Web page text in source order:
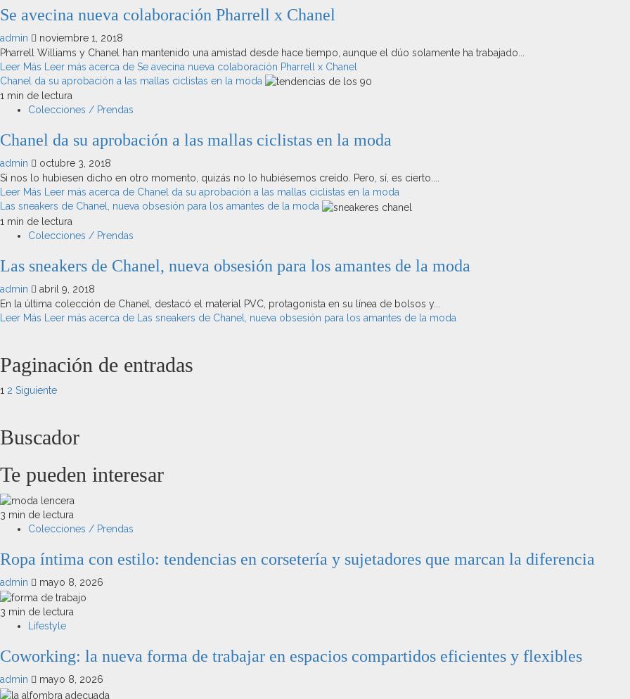
Se avecina nueva colaboración Pharrell x Chanel
admin
noviembre 1, 2018
Pharrell Williams y Chanel han mantenido una amistad desde hace tiempo, aunque el dúo solamente ha trabajado...
Leer Más
Leer más acerca de Se avecina nueva colaboración Pharrell x Chanel
Chanel da su aprobación a las mallas ciclistas en la moda
1 min de lectura
Colecciones / Prendas
Chanel da su aprobación a las mallas ciclistas en la moda
admin
octubre 3, 2018
Si nos lo hubiesen dicho en otro momento, quizás no lo hubiésemos creído. Pero, sí, es cierto....
Leer Más Leer más acerca de Chanel da su aprobación a las mallas ciclistas en la moda
Las sneakers de Chanel, nueva obsesión para los amantes de la moda
1 min de lectura
Colecciones / Prendas
Las sneakers de Chanel, nueva obsesión para los amantes de la moda
admin
abril 9, 2018
En la última colección de Chanel, destacó el material PVC, protagonista en su línea de bolsos y...
Leer Más Leer más acerca de Las sneakers de Chanel, nueva obsesión para los amantes de la moda
Paginación de entradas
1 2 Siguiente
Buscador
Te pueden interesar
3 min de lectura
Colecciones / Prendas
Ropa íntima con estilo: tendencias en corsetería y sujetadores que marcan la diferencia
admin mayo 8, 2026
3 min de lectura
Lifestyle
Coworking: la nueva forma de trabajar en espacios compartidos eficientes y flexibles
admin mayo 8, 2026